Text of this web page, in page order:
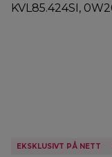
EKSKLUSIVT PÅ NETT